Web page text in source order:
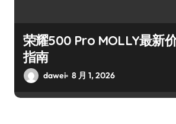
荣耀500 Pro MOLLY最新
指南
dawei 8 月 1, 2026